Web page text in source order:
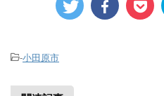
-小田原市